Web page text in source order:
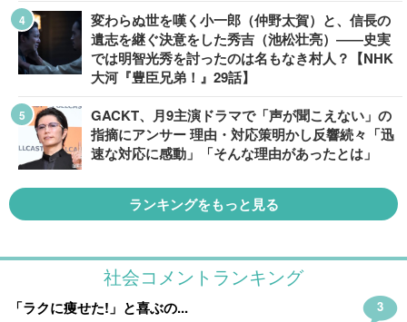
変わらぬ世を嘆く小一郎（仲野太賀）と、信長の
遺志を継ぐ決意をした秀吉（池松壮亮）――史実
では明智光秀を討ったのは名もなき村人？【NHK
大河『豊臣兄弟！』29話】
GACKT、月9主演ドラマで「声が聞こえない」の
指摘にアンサー 理由・対応策明かし反響続々「迅
速な対応に感動」「そんな理由があったとは」
ランキングをもっと見る